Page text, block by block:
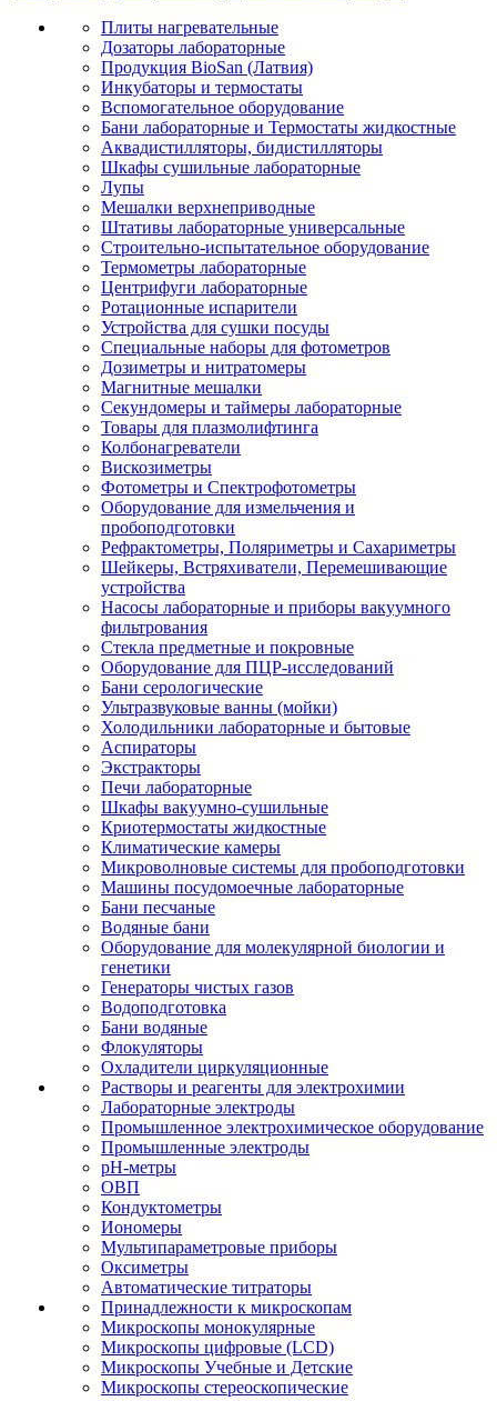
Плиты нагревательные
Дозаторы лабораторные
Продукция BioSan (Латвия)
Инкубаторы и термостаты
Вспомогательное оборудование
Бани лабораторные и Термостаты жидкостные
Аквадистилляторы, бидистилляторы
Шкафы сушильные лабораторные
Лупы
Мешалки верхнеприводные
Штативы лабораторные универсальные
Строительно-испытательное оборудование
Термометры лабораторные
Центрифуги лабораторные
Ротационные испарители
Устройства для сушки посуды
Специальные наборы для фотометров
Дозиметры и нитратомеры
Магнитные мешалки
Секундомеры и таймеры лабораторные
Товары для плазмолифтинга
Колбонагреватели
Вискозиметры
Фотометры и Спектрофотометры
Оборудование для измельчения и
пробоподготовки
Рефрактометры, Поляриметры и Сахариметры
Шейкеры, Встряхиватели, Перемешивающие
устройства
Насосы лабораторные и приборы вакуумного
фильтрования
Стекла предметные и покровные
Оборудование для ПЦР-исследований
Бани серологические
Ультразвуковые ванны (мойки)
Холодильники лабораторные и бытовые
Аспираторы
Экстракторы
Печи лабораторные
Шкафы вакуумно-сушильные
Криотермостаты жидкостные
Климатические камеры
Микроволновые системы для пробоподготовки
Машины посудомоечные лабораторные
Бани песчаные
Водяные бани
Оборудование для молекулярной биологии и
генетики
Генераторы чистых газов
Водоподготовка
Бани водяные
Флокуляторы
Охладители циркуляционные
Растворы и реагенты для электрохимии
Лабораторные электроды
Промышленное электрохимическое оборудование
Промышленные электроды
pH-метры
ОВП
Кондуктометры
Иономеры
Мультипараметровые приборы
Оксиметры
Автоматические титраторы
Принадлежности к микроскопам
Микроскопы монокулярные
Микроскопы цифровые (LCD)
Микроскопы Учебные и Детские
Микроскопы стереоскопические